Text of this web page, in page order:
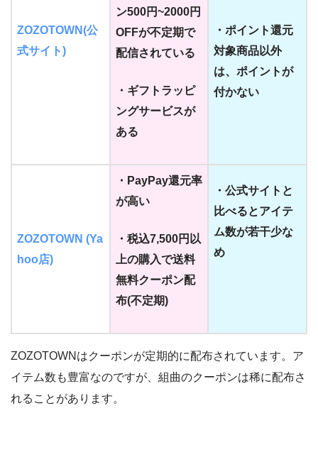
ZOZOTOWN(公
式サイト)
ン500円~2000円
OFFが不定期で
配信されている
・ギフトラッピ
ングサービスが
ある
・ポイント還元
対象商品以外
は、ポイントが
付かない
ZOZOTOWN (Ya
hoo店)
・PayPay還元率
が高い
・税込7,500円以
上の購入で送料
無料クーポン配
布(不定期)
・公式サイトと
比べるとアイテ
ム数が若干少な
め
ZOZOTOWNはクーポンが定期的に配布されています。ア
イテム数も豊富なのですが、組曲のクーポンは稀に配布さ
れることがあります。